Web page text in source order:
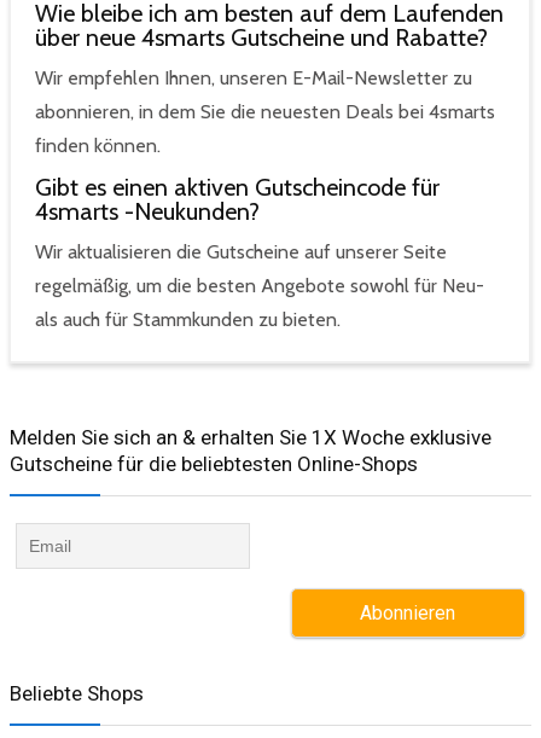
Wie bleibe ich am besten auf dem Laufenden
über neue 4smarts Gutscheine und Rabatte?
Wir empfehlen Ihnen, unseren E-Mail-Newsletter zu
abonnieren, in dem Sie die neuesten Deals bei 4smarts
finden können.
Gibt es einen aktiven Gutscheincode für
4smarts -Neukunden?
Wir aktualisieren die Gutscheine auf unserer Seite
regelmäßig, um die besten Angebote sowohl für Neu-
als auch für Stammkunden zu bieten.
Melden Sie sich an & erhalten Sie 1X Woche exklusive
Gutscheine für die beliebtesten Online-Shops​
Beliebte Shops